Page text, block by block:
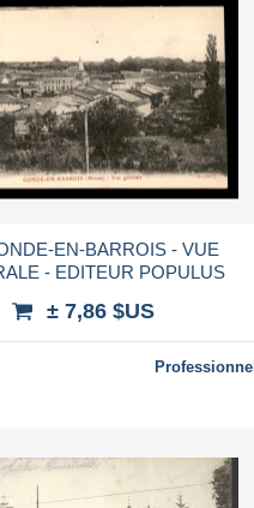
EN-BARROIS - VUE
- EDITEUR POPULUS
± 7,86 $US
Professionnel